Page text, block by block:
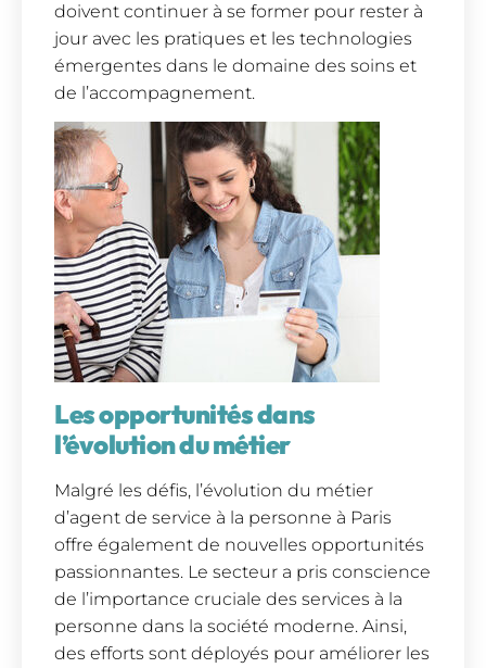
doivent continuer à se former pour rester à
jour avec les pratiques et les technologies
émergentes dans le domaine des soins et
de l’accompagnement.
Les opportunités dans
l’évolution du métier
Malgré les défis, l’évolution du métier
d’agent de service à la personne à Paris
offre également de nouvelles opportunités
passionnantes. Le secteur a pris conscience
de l’importance cruciale des services à la
personne dans la société moderne. Ainsi,
des efforts sont déployés pour améliorer les